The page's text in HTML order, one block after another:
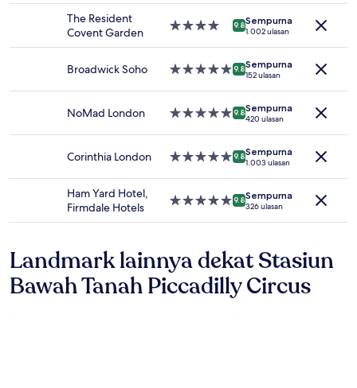
ketersediaan
Ketentuan
The Resident
Covent Garden
Properti
9.8Sempurna
1.002 ulasan
Broadwick Soho
Properti
9.8Sempurna
152 ulasan
NoMad London
Properti
9.8Sempurna
420 ulasan
Corinthia London
Properti
9.8Sempurna
1.003 ulasan
Ham Yard Hotel,
Firmdale Hotels
Properti
9.8Sempurna
326 ulasan
Landmark lainnya dekat Stasiun
Bawah Tanah Piccadilly Circus